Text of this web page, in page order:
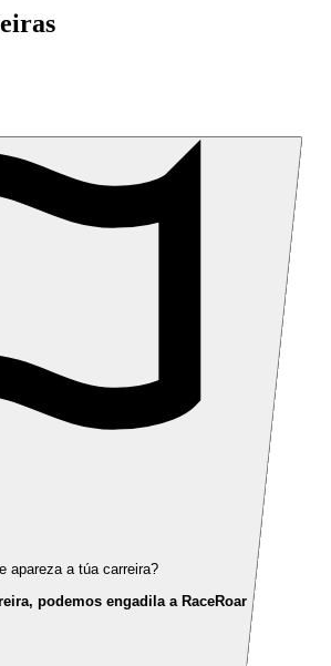
apareza a túa carreira?
podemos engadila a RaceRoar